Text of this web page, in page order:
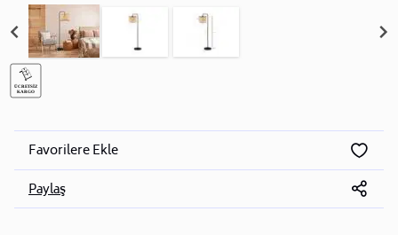
Favorilere Ekle
Paylaş